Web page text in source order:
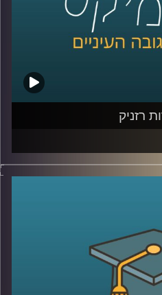
רזניק
ראש עמותת לא
האלימות ושזורים
שיראו אור בספרה
לקראת